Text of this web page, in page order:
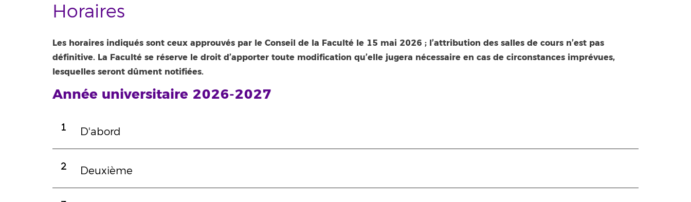
Horaires
Les horaires indiqués sont ceux approuvés par le Conseil de la Faculté le 15 mai 2026 ; l’attribution des salles de cours n’est pas
définitive. La Faculté se réserve le droit d’apporter toute modification qu’elle jugera nécessaire en cas de circonstances imprévues,
lesquelles seront dûment notifiées.
Année universitaire 2026-2027
D'abord
Deuxième